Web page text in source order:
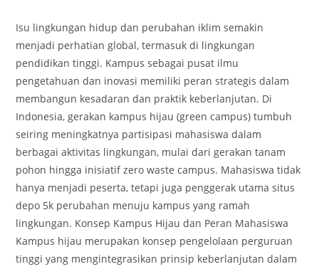
Isu lingkungan hidup dan perubahan iklim semakin
menjadi perhatian global, termasuk di lingkungan
pendidikan tinggi. Kampus sebagai pusat ilmu
pengetahuan dan inovasi memiliki peran strategis dalam
membangun kesadaran dan praktik keberlanjutan. Di
Indonesia, gerakan kampus hijau (green campus) tumbuh
seiring meningkatnya partisipasi mahasiswa dalam
berbagai aktivitas lingkungan, mulai dari gerakan tanam
pohon hingga inisiatif zero waste campus. Mahasiswa tidak
hanya menjadi peserta, tetapi juga penggerak utama situs
depo 5k perubahan menuju kampus yang ramah
lingkungan. Konsep Kampus Hijau dan Peran Mahasiswa
Kampus hijau merupakan konsep pengelolaan perguruan
tinggi yang mengintegrasikan prinsip keberlanjutan dalam